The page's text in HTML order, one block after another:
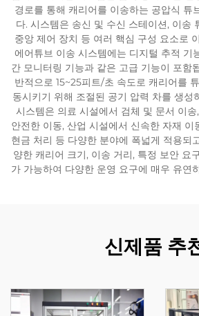
경로를 통해 캐리어를 이송하는 공압식 튜
다. 시스템은 송신 및 수신 스테이션, 이송
중앙 제어 장치 등 여러 핵심 구성 요소로
에어튜브 이송 시스템에는 디지털 추적 기
간 모니터링 기능과 같은 고급 기능이 포함
반적으로 15~25피트/초 속도로 캐리어를
동시키기 위해 조절된 공기 압력 차를 생성
시스템은 의료 시설에서 검체 및 문서 이
안전한 이동, 산업 시설에서 신속한 자재 이
현금 처리 등 다양한 분야에 폭넓게 적용되
양한 캐리어 크기, 이송 거리, 특정 보안 요
가 가능하여 다양한 운영 요구에 매우 유연
신제품 추